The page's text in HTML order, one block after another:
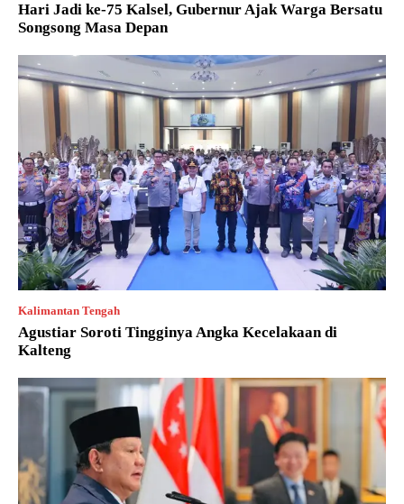
Hari Jadi ke-75 Kalsel, Gubernur Ajak Warga Bersatu
Songsong Masa Depan
Kalimantan Tengah
Agustiar Soroti Tingginya Angka Kecelakaan di
Kalteng